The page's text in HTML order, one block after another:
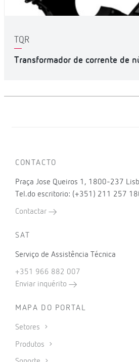
TQR
Transformador de corrente de
CONTACTO
Praça Jose Queiros 1, 1800-237
Tel.do escritorio: (+351) 211 257
Contactar
SAT
Serviço de Assistência Técnica
+351 966 882 007
Enviar inquérito
MAPA DO PORTAL
Setores
Produtos